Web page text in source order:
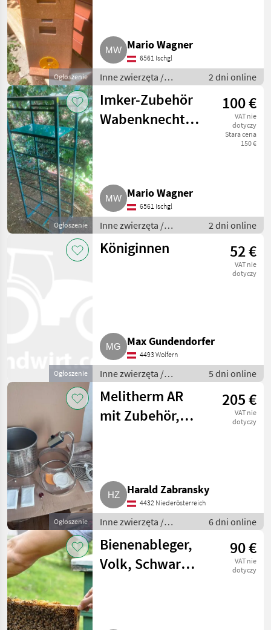
Ogłoszenie
Mario Wagner
6561 Ischgl
Inne zwierzęta /
Pszczoły i
pszczelarstwo
2 dni online
Ogłoszenie
Imker-Zubehör
Wabenknecht
100 €
VAT nie
dotyczy
Stara cena
150 €
Mario Wagner
6561 Ischgl
Inne zwierzęta /
Pszczoły i
pszczelarstwo
2 dni online
Ogłoszenie
Königinnen 52 €
VAT nie
dotyczy
Max Gundendorfer
4493 Wolfern
Inne zwierzęta /
Pszczoły i
pszczelarstwo
5 dni online
Ogłoszenie
Melitherm AR
mit Zubehör,
205 €
VAT nie
dotyczy
Harald Zabransky
4432 Niederösterreich
Inne zwierzęta /
Pszczoły i
pszczelarstwo
6 dni online
Bienenableger,
Volk, Schwarm
90 €
VAT nie
dotyczy